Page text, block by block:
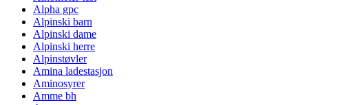
Alpha gpc
Alpinski barn
Alpinski dame
Alpinski herre
Alpinstøvler
Amina ladestasjon
Aminosyrer
Amme bh